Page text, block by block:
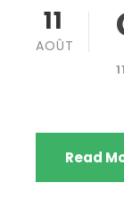
11
AOÛT
Read